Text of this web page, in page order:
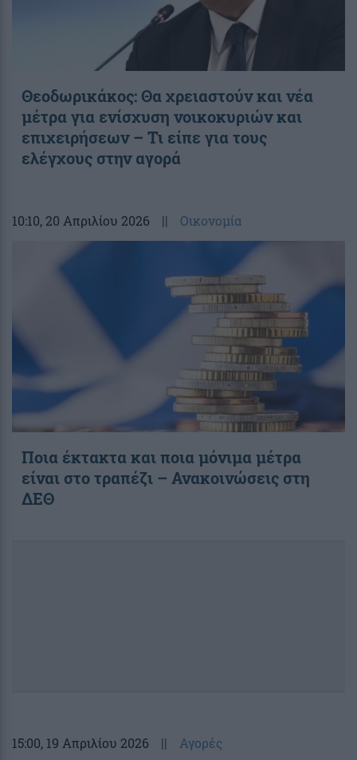
Θεοδωρικάκος: Θα χρειαστούν και νέα
μέτρα για ενίσχυση νοικοκυριών και
επιχειρήσεων – Τι είπε για τους
ελέγχους στην αγορά
10:10, 20 Απριλίου 2026 || Οικονομία
Ποια έκτακτα και ποια μόνιμα μέτρα
είναι στο τραπέζι – Ανακοινώσεις στη
ΔΕΘ
15:00, 19 Απριλίου 2026 || Αγορές